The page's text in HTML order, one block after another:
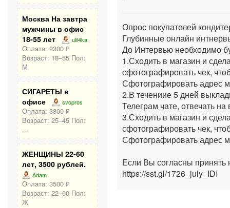
Москва На завтра
мужчины в офис
18-55 лет
ulil4ka
Оплата: 2300 ₽
Возраст: 18–55 Пол:
М
СИГАРЕТЫ в
офисе
svopros
Оплата: 3800 ₽
Возраст: 25–45 Пол:
...
ЖЕНЩИНЫ 22-60
лет, 3500 рублей.
Adam
Оплата: 3500 ₽
Возраст: 22–60 Пол:
Ж
Опрос покупателей
Глубинные онлайн
До Интервью необходимо
1.Сходить в магазин и
сфотографировать чек,
Сфотографировать адрес
2.В течениие 5 дней
Телеграм чате, отвечать
3.Сходить в магазин и
сфотографировать чек,
Сфотографировать адрес
Если Вы согласны
https://sst.gl/1726_july_IDI